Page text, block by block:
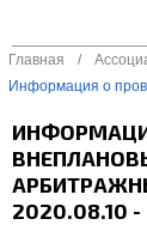
Главная /
Информация о
2020.08.10